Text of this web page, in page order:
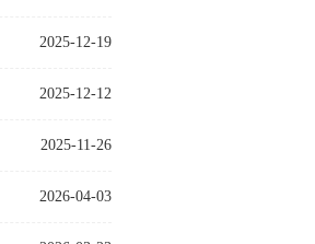
2025-12-19
2025-12-12
2025-11-26
2026-04-03